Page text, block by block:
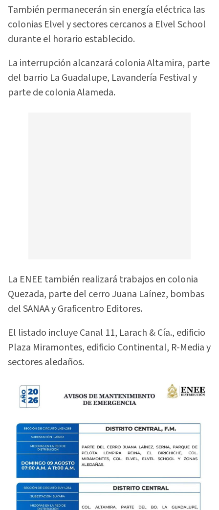
También permanecerán sin energía eléctrica las
colonias Elvel y sectores cercanos a Elvel School
durante el horario establecido.
La interrupción alcanzará colonia Altamira, parte
del barrio La Guadalupe, Lavandería Festival y
parte de colonia Alameda.
La ENEE también realizará trabajos en colonia
Quezada, parte del cerro Juana Laínez, bombas
del SANAA y Graficentro Editores.
El listado incluye Canal 11, Larach & Cía., edificio
Plaza Miramontes, edificio Continental, R-Media y
sectores aledaños.